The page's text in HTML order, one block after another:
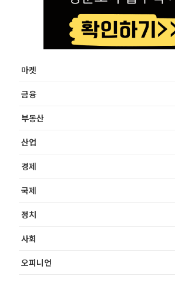
마켓
금융
부동산
산업
경제
국제
정치
사회
오피니언